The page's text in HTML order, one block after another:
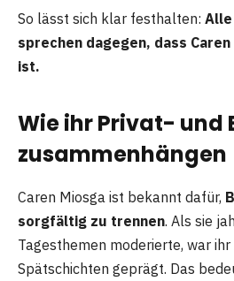
So lässt sich klar festhalten:
sprechen dagegen, dass
ist.
Wie ihr Privat- und
zusammenhängen
Caren Miosga ist bekannt dafür,
sorgfältig zu trennen. Als sie
Tagesthemen moderierte, war
Spätschichten geprägt. Das